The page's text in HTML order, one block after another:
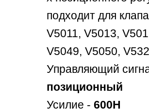
подходит для
V5011, V5013,
V5049, V5050,
Управляющий
позиционный
Усилие - 600Н